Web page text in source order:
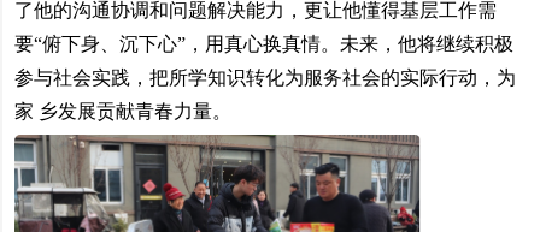
了他的沟通协调和问题解决能力，更让他懂得基层工作需
要“俯下身、沉下心”，用真心换真情。未来，他将继续积极
参与社会实践，把所学知识转化为服务社会的实际行动，为
家 乡发展贡献青春力量。